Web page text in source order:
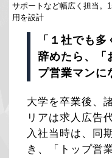
サポートなど幅広く担当。
用を設計
「１社でも
辞めたら、「
プ営業マンに
大学を卒業後、
リアは求人広告
入社当時は、同
き、「トップ営